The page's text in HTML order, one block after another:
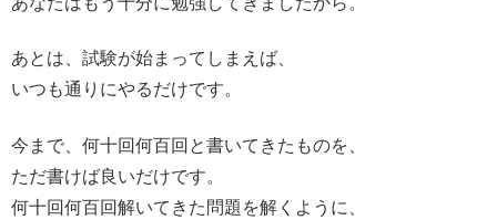
あとは、試験が始まってしまえば、
いつも通りにやるだけです。
今まで、何十回何百回と書いてきたものを、
ただ書けば良いだけです。
何十回何百回解いてきた問題を解くように、